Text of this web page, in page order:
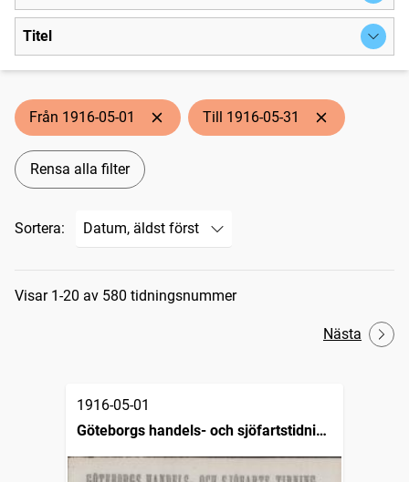
Titel
Från 1916-05-01 Till 1916-05-31
Rensa alla filter
Sortera:
Sökresultat
Visar 1-20 av 580 tidningsnummer
Nästa
1916-05-01
Göteborgs handels- och sjöfartstidning
(1832)